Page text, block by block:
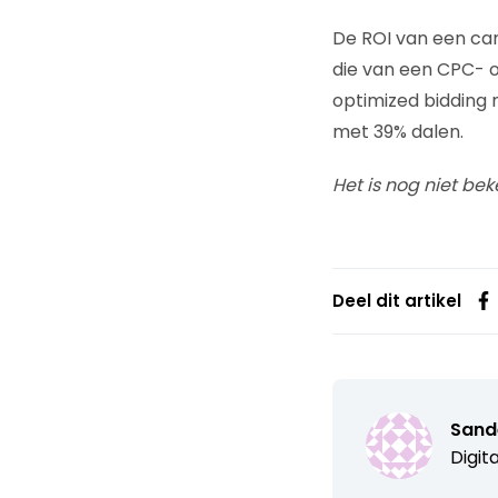
De ROI van een
die van een CPC-
optimized bidding
met 39% dalen.
Het is nog niet
Deel dit artikel